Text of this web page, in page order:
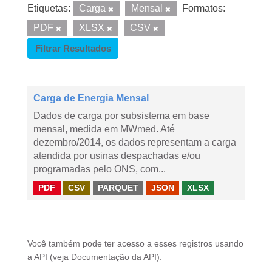
Etiquetas: Carga Mensal
Formatos:
PDF
XLSX
CSV
Filtrar Resultados
Carga de Energia Mensal
Dados de carga por subsistema em base
mensal, medida em MWmed. Até
dezembro/2014, os dados representam a carga
atendida por usinas despachadas e/ou
programadas pelo ONS, com...
PDF CSV PARQUET JSON XLSX
Você também pode ter acesso a esses registros usando
a API (veja Documentação da API ).